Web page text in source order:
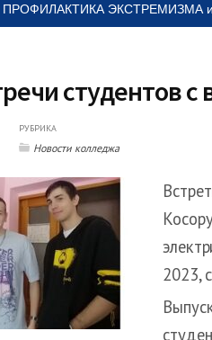
ПРОФИЛАКТИКА ЭКСТРЕМИЗМА
студентов
РУБРИКА
Новости колледжа
2023,